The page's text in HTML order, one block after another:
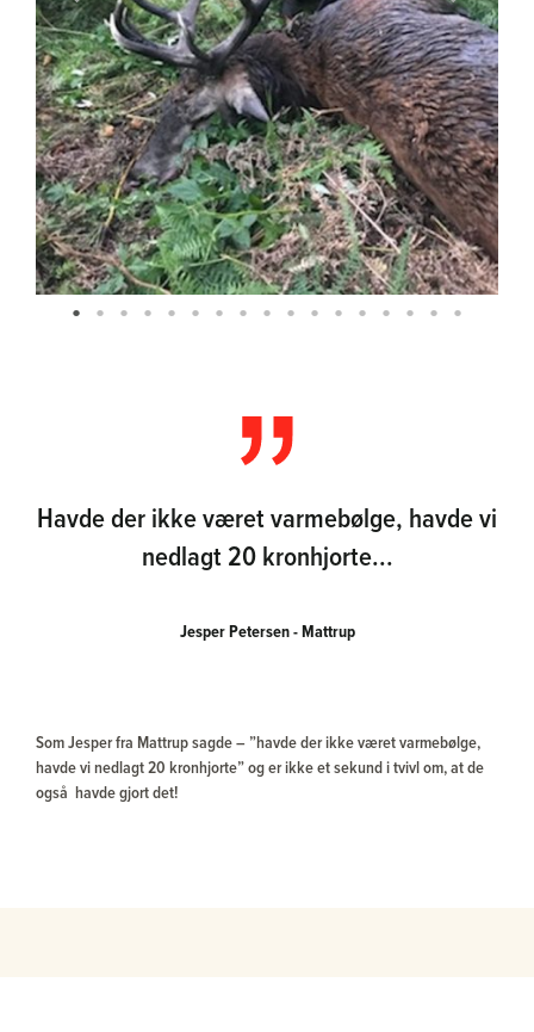
Havde der ikke været varmebølge, havde vi
nedlagt 20 kronhjorte...
Jesper Petersen - Mattrup
Som Jesper fra Mattrup sagde – ”havde der ikke været varmebølge,
havde vi nedlagt 20 kronhjorte” og er ikke et sekund i tvivl om, at de
også havde gjort det!